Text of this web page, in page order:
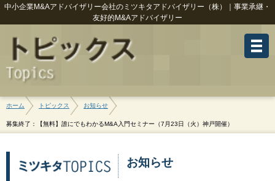
中小企業M&Aアドバイザリー会社のミツキタアドバイザリー（株）｜事業承継・
友好的M&Aアドバイザリー
ホーム トピックス お知らせ
募集終了：【無料】誰にでもわかるM&A入門セミナー（7月23日（火）神戸開催）
お知らせ